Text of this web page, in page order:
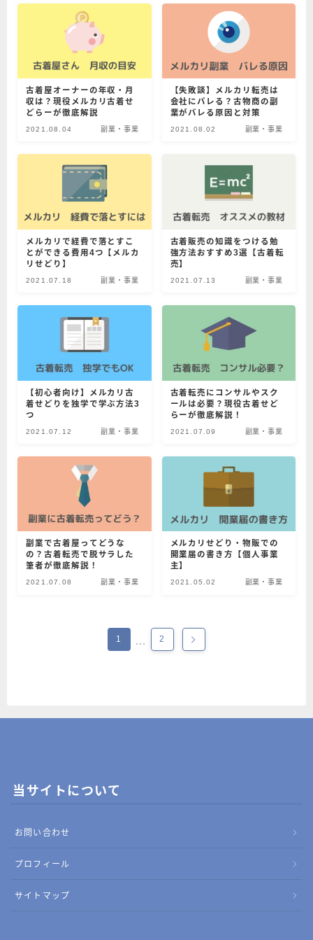
古着屋オーナーの年収・月
収は？現役メルカリ古着せ
どらーが徹底解説
2021.08.04 副業・事業
【失敗談】メルカリ転売は
会社にバレる？古物商の副
業がバレる原因と対策
2021.08.02 副業・事業
メルカリで経費で落とすこ
とができる費用4つ【メルカ
リせどり】
2021.07.18 副業・事業
古着販売の知識をつける勉
強方法おすすめ3選【古着転
売】
2021.07.13 副業・事業
【初心者向け】メルカリ古
着せどりを独学で学ぶ方法3
つ
2021.07.12 副業・事業
古着転売にコンサルやスク
ールは必要？現役古着せど
らーが徹底解説！
2021.07.09 副業・事業
副業で古着屋ってどうな
の？古着転売で脱サラした
筆者が徹底解説！
2021.07.08 副業・事業
メルカリせどり・物販での
開業届の書き方【個人事業
主】
2021.05.02 副業・事業
1 … 2
当サイトについて
お問い合わせ
プロフィール
サイトマップ